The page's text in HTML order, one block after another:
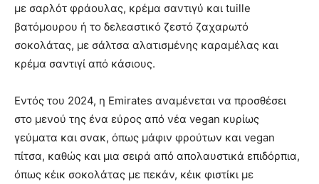
με σαρλότ φράουλας, κρέμα σαντιγύ και tuille
βατόμουρου ή το δελεαστικό ζεστό ζαχαρωτό
σοκολάτας, με σάλτσα αλατισμένης καραμέλας και
κρέμα σαντιγί από κάσιους.
Εντός του 2024, η Emirates αναμένεται να προσθέσει
στο μενού της ένα εύρος από νέα vegan κυρίως
γεύματα και σνακ, όπως μάφιν φρούτων και vegan
πίτσα, καθώς και μια σειρά από απολαυστικά επιδόρπια,
όπως κέικ σοκολάτας με πεκάν, κέικ φιστίκι με